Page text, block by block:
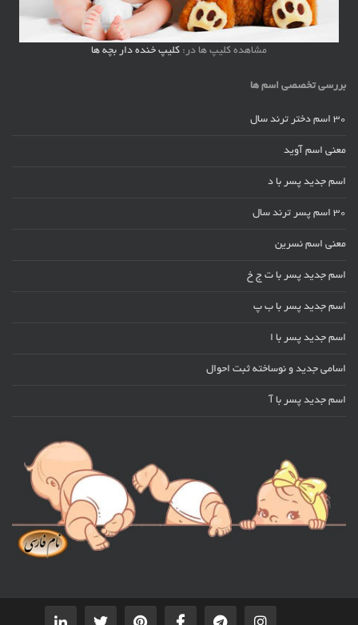
مشاهده کلیپ ها در: کلیپ خنده دار بچه ها
بررسی تخصصی اسم ها
30 اسم دختر ترند سال
معنی اسم آوید
اسم جدید پسر با د
30 اسم پسر ترند سال
معنی اسم نسرین
اسم جدید پسر با ت ج خ
اسم جدید پسر با ب پ
اسم جدید پسر با ا
اسامی جدید و نوساخته ثبت احوال
اسم جدید پسر با آ